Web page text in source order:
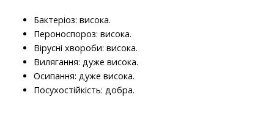
Бактеріоз: висока.
Пероноспороз: висока.
Вірусні хвороби: висока.
Вилягання: дуже висока.
Осипання: дуже висока.
Посухостійкість: добра.